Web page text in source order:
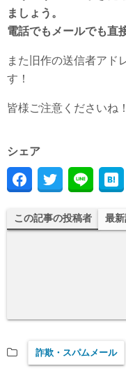
ましょう。
電話でもメールでも直
また旧作の送信者アド
す！
皆様ご注意くださいね！
シェア
この記事の投稿者 最
詐欺・スパムメール